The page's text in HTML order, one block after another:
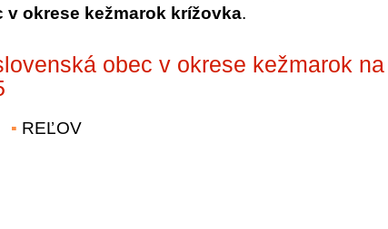
v okrese kežmarok krížovka.
obec v okrese kežmarok na
REĽOV